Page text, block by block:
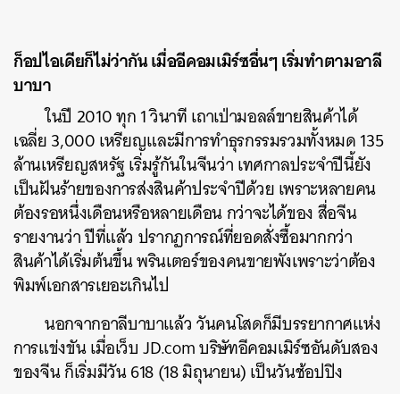
ก็อปไอเดียก็ไม่ว่ากัน เมื่ออีคอมเมิร์ซอื่นๆ เริ่มทำตามอาลี
บาบา
ในปี 2010 ทุก 1 วินาที เถาเป่ามอลล์ขายสินค้าได้
เฉลี่ย 3,000 เหรียญและมีการทำธุรกรรมรวมทั้งหมด 135
ล้านเหรียญสหรัฐ เริ่มรู้กันในจีนว่า เทศกาลประจำปีนี้ยัง
เป็นฝันร้ายของการส่งสินค้าประจำปีด้วย เพราะหลายคน
ต้องรอหนึ่งเดือนหรือหลายเดือน กว่าจะได้ของ สื่อจีน
รายงานว่า ปีที่แล้ว ปรากฏการณ์ที่ยอดสั่งซื้อมากกว่า
สินค้าได้เริ่มต้นขึ้น พรินเตอร์ของคนขายพังเพราะว่าต้อง
พิมพ์เอกสารเยอะเกินไป
นอกจากอาลีบาบาแล้ว วันคนโสดก็มีบรรยากาศแห่ง
การแข่งขัน เมื่อเว็บ JD.com บริษัทอีคอมเมิร์ซอันดับสอง
ของจีน ก็เริ่มมีวัน 618 (18 มิถุนายน) เป็นวันช้อปปิง